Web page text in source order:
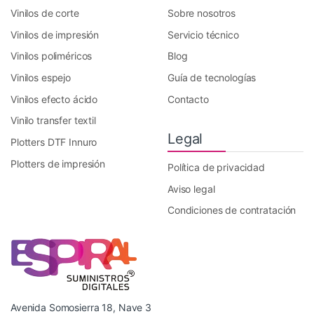
Vinilos de corte
Vinilos de impresión
Vinilos poliméricos
Vinilos espejo
Vinilos efecto ácido
Vinilo transfer textil
Plotters DTF Innuro
Plotters de impresión
Sobre nosotros
Servicio técnico
Blog
Guía de tecnologías
Contacto
Legal
Política de privacidad
Aviso legal
Condiciones de contratación
Avenida Somosierra 18, Nave 3